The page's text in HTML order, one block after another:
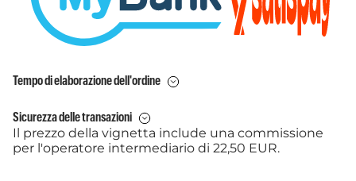
Tempo di elaborazione dell'ordine
Sicurezza delle transazioni
Il prezzo della vignetta include una commissione
per l'operatore intermediario di 22,50 EUR.